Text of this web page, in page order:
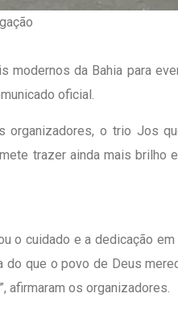
modernos da Bahia para
oficial.
organizadores, o trio Jos
trazer ainda mais brilho
o cuidado e a dedicação
que o povo de Deus
afirmaram os organizadores.
Inauguração